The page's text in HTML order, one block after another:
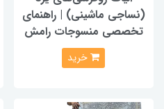
(نساجی ماشینی) | راهنمای
تخصصی منسوجات رامش
خرید